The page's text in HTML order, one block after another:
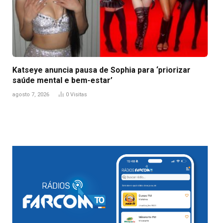
Katseye anuncia pausa de Sophia para ‘priorizar
saúde mental e bem-estar’
agosto 7, 2026 0 Visitas